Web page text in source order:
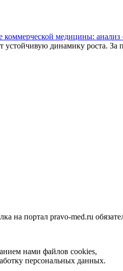
медицины:
динамику роста. За
на портал pravo-med.ru
нами файлов cookies,
персональных данных.